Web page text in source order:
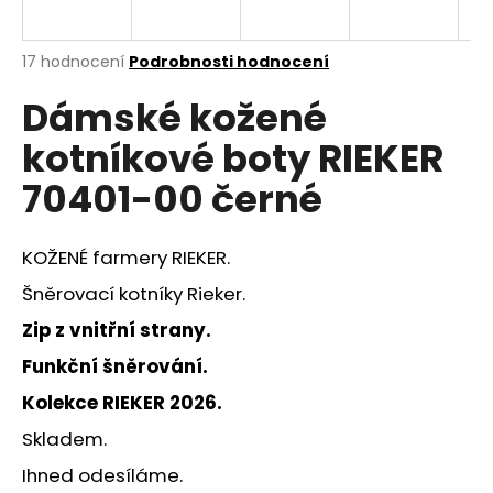
Průměrné
produktu
je
3,4
5
hvězdiček.
17 hodnocení Podrobnosti hodnocení
Dámské kožené
kotníkové boty RIEKER
70401-00 černé
KOŽENÉ farmery RIEKER.
Šněrovací kotníky Rieker.
Zip z vnitřní strany.
Funkční šněrování.
Kolekce RIEKER 2026.
Skladem.
Ihned odesíláme.
j
t
?
HLEDAT
o
p
r
u